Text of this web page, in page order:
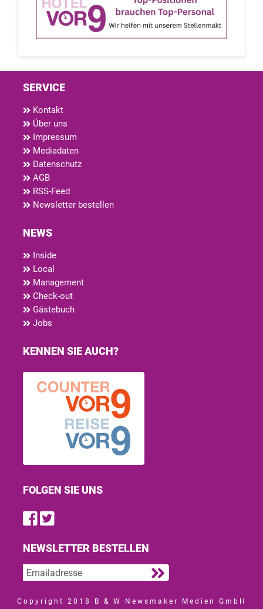
SERVICE
Kontakt
Über uns
Impressum
Mediadaten
Datenschutz
AGB
RSS-Feed
Newsletter bestellen
NEWS
Inside
Local
Management
Check-out
Gästebuch
Jobs
KENNEN SIE AUCH?
FOLGEN SIE UNS
Find us on Facebook
Follow us on Twitter
NEWSLETTER BESTELLEN
Copyright 2018 B & W Newsmaker Medien GmbH